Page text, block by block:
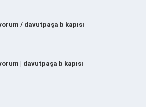
/ davutpaşa b kapısı
| davutpaşa b kapısı